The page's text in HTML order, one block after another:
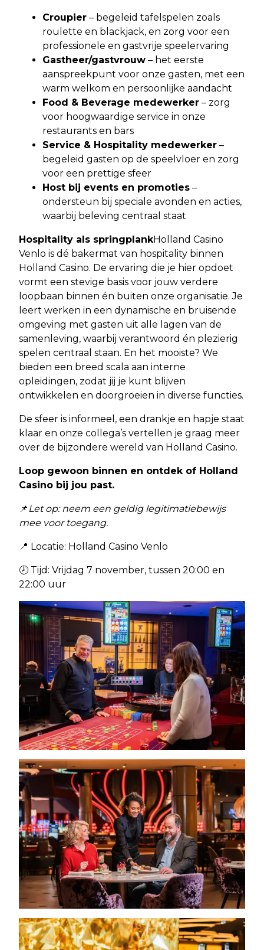
Croupier – begeleid tafelspelen zoals
roulette en blackjack, en zorg voor een
professionele en gastvrije speelervaring
Gastheer/gastvrouw – het eerste
aanspreekpunt voor onze gasten, met een
warm welkom en persoonlijke aandacht
Food & Beverage medewerker – zorg
voor hoogwaardige service in onze
restaurants en bars
Service & Hospitality medewerker –
begeleid gasten op de speelvloer en zorg
voor een prettige sfeer
Host bij events en promoties –
ondersteun bij speciale avonden en acties,
waarbij beleving centraal staat
Hospitality als springplankHolland Casino
Venlo is dé bakermat van hospitality binnen
Holland Casino. De ervaring die je hier opdoet
vormt een stevige basis voor jouw verdere
loopbaan binnen én buiten onze organisatie. Je
leert werken in een dynamische en bruisende
omgeving met gasten uit alle lagen van de
samenleving, waarbij verantwoord én plezierig
spelen centraal staan. En het mooiste? We
bieden een breed scala aan interne
opleidingen, zodat jij je kunt blijven
ontwikkelen en doorgroeien in diverse functies.
De sfeer is informeel, een drankje en hapje staat
klaar en onze collega’s vertellen je graag meer
over de bijzondere wereld van Holland Casino.
Loop gewoon binnen en ontdek of Holland
Casino bij jou past.
📌 Let op: neem een geldig legitimatiebewijs
mee voor toegang.
📍 Locatie: Holland Casino Venlo
🕗 Tijd: Vrijdag 7 november, tussen 20:00 en
22:00 uur